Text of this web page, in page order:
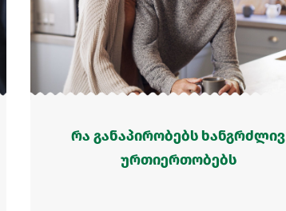
რა განაპირობებს ხანგრძლივ
ურთიერთობებს